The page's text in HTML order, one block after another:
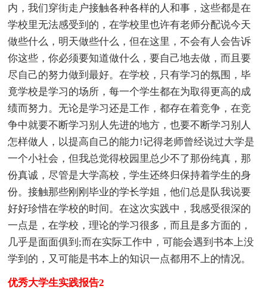
内，我们穿街走户接触各种各样的人和事，这些都是在
学校里无法感受到的，在学校里也许有老师分配说今天
做些什么，明天做些什么，但在这里，不会有人会告诉
你这些，你必须要知道做什么，要自己地去做，而且要
尽自己的努力做到最好。在学校，只有学习的氛围，毕
竟学校是学习的场所，每一个学生都在为取得更高的成
绩而努力。无论是学习还是工作，都存在着竞争，在竞
争中就要不断学习别人先进的地方，也要不断学习别人
怎样做人，以提高自己的能力!记得老师曾经说过大学是
一个小社会，但我总觉得校园里总少不了那份纯真，那
份真诚，尽管是大学高校，学生还终归保持着学生的身
份。接触那些刚刚毕业的学长学姐，他们总是队我说要
好好珍惜在学校的时间。在这次实践中，我感受很深的
一点是，在学校，理论的学习很多，而且是多方面的，
几乎是面面俱到;而在实际工作中，可能会遇到书本上没
学到的，又可能是书本上的知识一点都用不上的情况。
优秀大学生实践报告2